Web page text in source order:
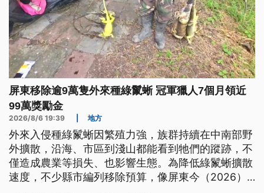
屏東移除逾9萬隻外來種綠鬣蜥 冠軍獵人7個月領近
99萬獎勵金
2026/8/6 19:39 地方
外來入侵種綠鬣蜥因繁殖力強，族群持續在中南部野
外擴散，沿海、市區到淺山都能看到牠們的蹤跡，不
僅造成農業等損失、也影響生態。為降低綠鬣蜥擴散
速度，不少縣市編列移除預算，像屏東今（2026）